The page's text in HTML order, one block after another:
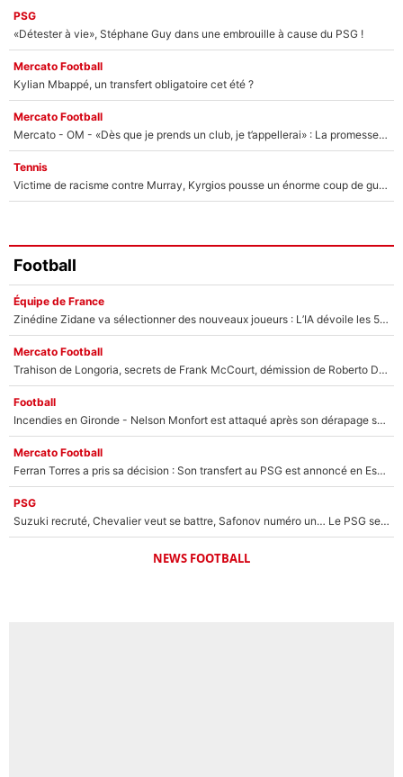
PSG
«Détester à vie», Stéphane Guy dans une embrouille à cause du PSG !
Mercato Football
Kylian Mbappé, un transfert obligatoire cet été ?
Mercato Football
Mercato - OM - «Dès que je prends un club, je t’appellerai» : La promesse de Marcelino au moment de claquer la porte
Tennis
Victime de racisme contre Murray, Kyrgios pousse un énorme coup de gueule !
Football
Équipe de France
Zinédine Zidane va sélectionner des nouveaux joueurs : L’IA dévoile les 5 cracks qui pourraient rapidement le rejoindre en équipe de France !
Mercato Football
Trahison de Longoria, secrets de Frank McCourt, démission de Roberto De Zerbi : Medhi Benatia se lâche sur son départ de l'OM et fait d'importantes révélations
Football
Incendies en Gironde - Nelson Monfort est attaqué après son dérapage sur CNews : «Et lui, il prend combien pour parler dans un studio climatisé?»
Mercato Football
Ferran Torres a pris sa décision : Son transfert au PSG est annoncé en Espagne !
PSG
Suzuki recruté, Chevalier veut se battre, Safonov numéro un… Le PSG se lance encore dans un gros chantier pour le poste de gardien de but
NEWS FOOTBALL